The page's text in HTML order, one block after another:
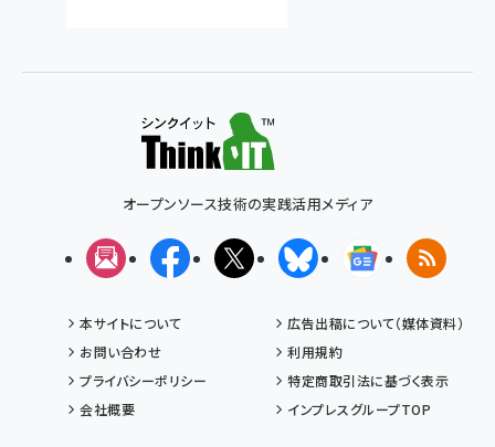
オープンソース技術の実践活用メディア
メルマガFacebookX(エックス)BlueskyGoogleニュ
RSS
本サイトについて
広告出稿について（媒体資料）
お問い合わせ
利用規約
プライバシーポリシー
特定商取引法に基づく表示
会社概要
インプレスグループTOP